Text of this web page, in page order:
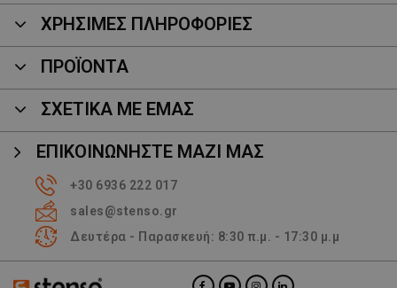
ΧΡΗΣΙΜΕΣ ΠΛΗΡΟΦΟΡΙΕΣ
ΠΡΟΪΌΝΤΑ
ΣΧΕΤΙΚΑ ΜΕ ΕΜΑΣ
ΕΠΙΚΟΙΝΩΝΉΣΤΕ ΜΑΖΊ ΜΑΣ
+30 6936 222 017
sales@stenso.gr
Δευτέρα - Παρασκευή: 8:30 π.μ. - 17:30 μ.μ